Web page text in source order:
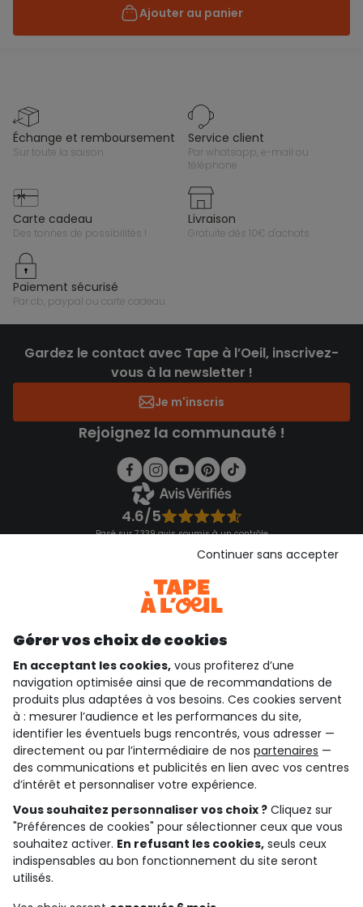
Ajouter au panier
échange et remboursement
sur toute la saison
service client
par whatsapp, e-mail ou
téléphone
carte cadeau
des tonnes de possibilités !
livraison
gratuite dès 10€ d'achats
paiement sécurisé
par cb, paypal ou carte cadeau
Gardez le contact avec Tape à l’Oeil, inscrivez-
vous à la newsletter !
Je m'inscris
Rejoignez la communauté !
4.6/5
Basé sur 7 339 avis soumis à un contrôle
Consulter les CGU
qui sommes-nous ?
besoin d'aide ?
le club fidélité
notre catalogue
Conditions générales de ventes et d'utilisation
Conditions d’utilisation des réseaux sociaux
Politique de confidentialité
Gérer vos choix de cookies
En acceptant les cookies, vous profiterez d’une
navigation optimisée ainsi que de recommandations de
produits plus adaptées à vos besoins. Ces cookies servent
à : mesurer l’audience et les performances du site,
identifier les éventuels bugs rencontrés, vous adresser —
directement ou par l’intermédiaire de nos partenaires —
des communications et publicités en lien avec vos centres
d’intérêt et personnaliser votre expérience.
Vous souhaitez personnaliser vos choix ? Cliquez sur
"Préférences de cookies" pour sélectionner ceux que vous
souhaitez activer. En refusant les cookies, seuls ceux
indispensables au bon fonctionnement du site seront
utilisés.
Continuer sans accepter